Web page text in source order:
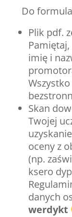
Do
Plik pdf.
imię i
Skan
Twojej
oceny z
(np.
ksero
danych
werdykt